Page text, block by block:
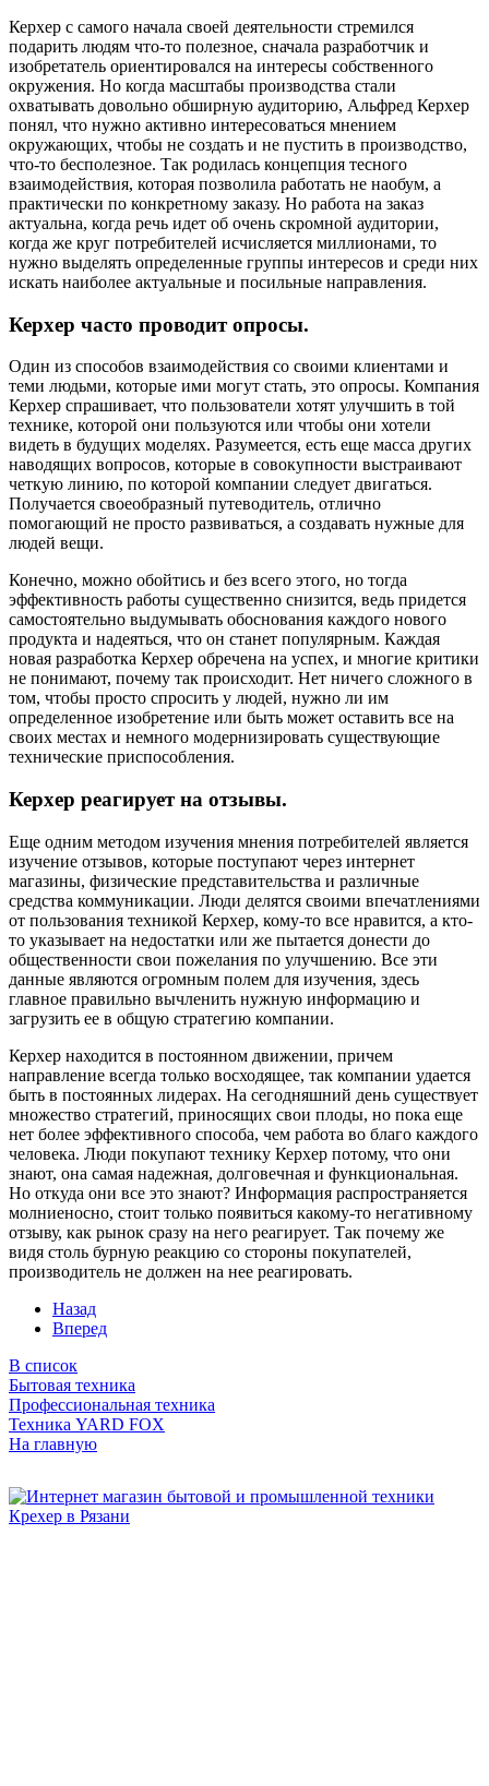
Керхер с самого начала своей деятельности стремился
подарить людям что-то полезное, сначала разработчик и
изобретатель ориентировался на интересы собственного
окружения. Но когда масштабы производства стали
охватывать довольно обширную аудиторию, Альфред Керхер
понял, что нужно активно интересоваться мнением
окружающих, чтобы не создать и не пустить в производство,
что-то бесполезное. Так родилась концепция тесного
взаимодействия, которая позволила работать не наобум, а
практически по конкретному заказу. Но работа на заказ
актуальна, когда речь идет об очень скромной аудитории,
когда же круг потребителей исчисляется миллионами, то
нужно выделять определенные группы интересов и среди них
искать наиболее актуальные и посильные направления.
Керхер часто проводит опросы.
Один из способов взаимодействия со своими клиентами и
теми людьми, которые ими могут стать, это опросы. Компания
Керхер спрашивает, что пользователи хотят улучшить в той
технике, которой они пользуются или чтобы они хотели
видеть в будущих моделях. Разумеется, есть еще масса других
наводящих вопросов, которые в совокупности выстраивают
четкую линию, по которой компании следует двигаться.
Получается своеобразный путеводитель, отлично
помогающий не просто развиваться, а создавать нужные для
людей вещи.
Конечно, можно обойтись и без всего этого, но тогда
эффективность работы существенно снизится, ведь придется
самостоятельно выдумывать обоснования каждого нового
продукта и надеяться, что он станет популярным. Каждая
новая разработка Керхер обречена на успех, и многие критики
не понимают, почему так происходит. Нет ничего сложного в
том, чтобы просто спросить у людей, нужно ли им
определенное изобретение или быть может оставить все на
своих местах и немного модернизировать существующие
технические приспособления.
Керхер реагирует на отзывы.
Еще одним методом изучения мнения потребителей является
изучение отзывов, которые поступают через интернет
магазины, физические представительства и различные
средства коммуникации. Люди делятся своими впечатлениями
от пользования техникой Керхер, кому-то все нравится, а кто-
то указывает на недостатки или же пытается донести до
общественности свои пожелания по улучшению. Все эти
данные являются огромным полем для изучения, здесь
главное правильно вычленить нужную информацию и
загрузить ее в общую стратегию компании.
Керхер находится в постоянном движении, причем
направление всегда только восходящее, так компании удается
быть в постоянных лидерах. На сегодняшний день существует
множество стратегий, приносящих свои плоды, но пока еще
нет более эффективного способа, чем работа во благо каждого
человека. Люди покупают технику Керхер потому, что они
знают, она самая надежная, долговечная и функциональная.
Но откуда они все это знают? Информация распространяется
молниеносно, стоит только появиться какому-то негативному
отзыву, как рынок сразу на него реагирует. Так почему же
видя столь бурную реакцию со стороны покупателей,
производитель не должен на нее реагировать.
Назад
Вперед
В список
Бытовая техника
Профессиональная техника
Техника YARD FOX
На главную